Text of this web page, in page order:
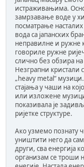
истраживањима.
замрзавање воде у
посматрање
вода са јапанских
неправилне и ружне
говориле ружне
слично без обзира
Незграпни кристали
„heavy metal“
стајања у чаши на
или изложене
показивала је
ријетке структуре.
Ако узмемо познату
уништити него да
други, сва енергија
организам се троши